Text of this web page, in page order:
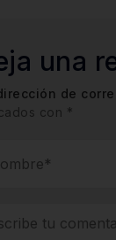
una
de
con *